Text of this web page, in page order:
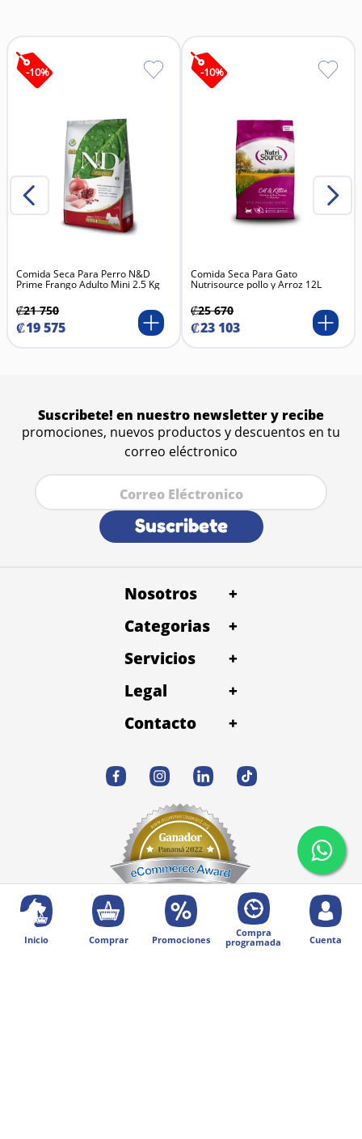
Inicio Comprar Promociones
Compra
programada
Cuenta
-10%
Comida Seca Para Perro N&D
Prime Frango Adulto Mini 2.5 Kg
₡21 750
₡19575
-10%
Comida Seca Para Gato
Nutrisource pollo y Arroz 12L
₡25 670
₡23103
Suscribete! en nuestro newsletter y recibe
promociones, nuevos productos y descuentos en tu
correo eléctronico
Suscribete
Nosotros
+
Categorias
+
Servicios
+
Legal
+
Contacto
+